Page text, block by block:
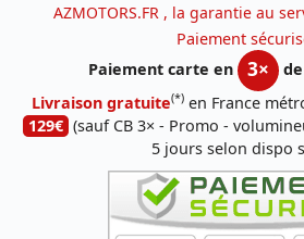
AZMOTORS.FR , la garantie au
Paiement
Paiement carte en
3×
Livraison gratuite(*) en France
129€ (sauf CB 3× - Promo -
5 jours selon dispo